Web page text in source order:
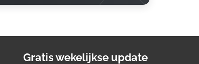
Gratis wekelijkse update